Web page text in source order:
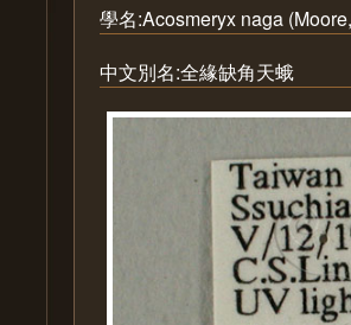
學名:Acosmeryx naga
中文別名:全緣缺角天蛾